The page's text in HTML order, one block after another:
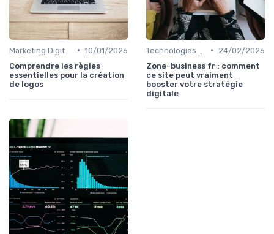
• 10/01/2026
Comprendre les règles
essentielles pour la création
de logos
•
24/02/2026
Zone-business fr : comment
ce site peut vraiment
booster votre stratégie
digitale